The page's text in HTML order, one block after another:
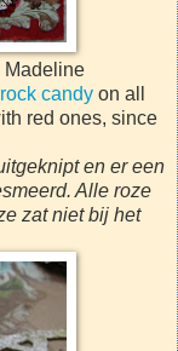
Madeline
candy on all
red ones, since
en er een
Alle roze
zat niet bij het